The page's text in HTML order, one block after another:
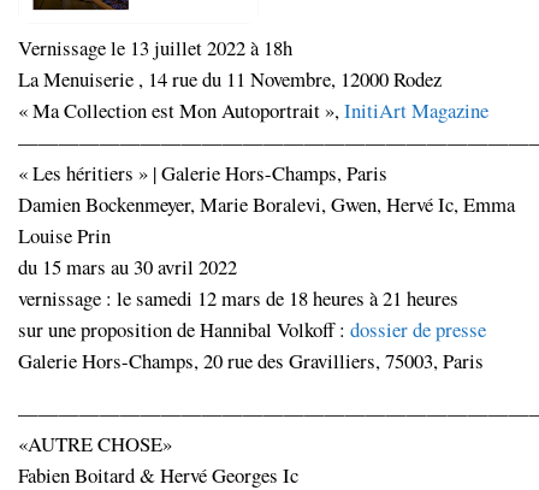
Vernissage le 13 juillet 2022 à 18h
La Menuiserie , 14 rue du 11 Novembre, 12000 Rodez
« Ma Collection est Mon Autoportrait »,InitiArt Magazine
« Les héritiers » | Galerie Hors-Champs, Paris
Damien Bockenmeyer, Marie Boralevi, Gwen, Hervé Ic, Emma
Louise Prin
du 15 mars au 30 avril 2022
vernissage : le samedi 12 mars de 18 heures à 21 heures
sur une proposition de Hannibal Volkoff : dossier de presse
Galerie Hors-Champs, 20 rue des Gravilliers, 75003, Paris
«AUTRE CHOSE»
Fabien Boitard & Hervé Georges Ic